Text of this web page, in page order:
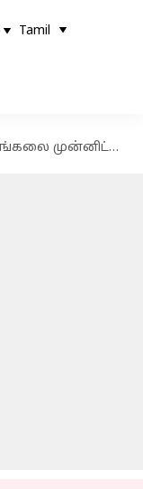
Tamil
அரசுப் பேருந்துகளில் 8.73 லட்சம் பேர் பயணம்